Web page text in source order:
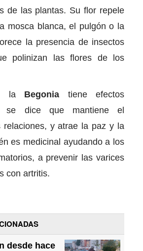
de las plantas. Su flor repele
mosca blanca, el pulgón o la
la presencia de insectos
polinizan las flores de los
la Begonia tiene efectos
se dice que mantiene el
relaciones, y atrae la paz y la
es medicinal ayudando a los
a prevenir las varices
con artritis.
desde hace